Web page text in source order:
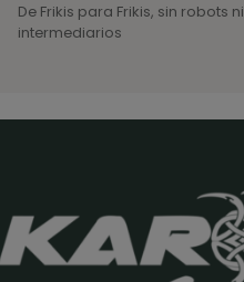
De Frikis para Frikis, sin robots ni
intermediarios